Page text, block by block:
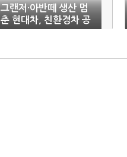
그랜저·아반떼 생산 멈
춘 현대차, 친환경차 공
장 전환 속도